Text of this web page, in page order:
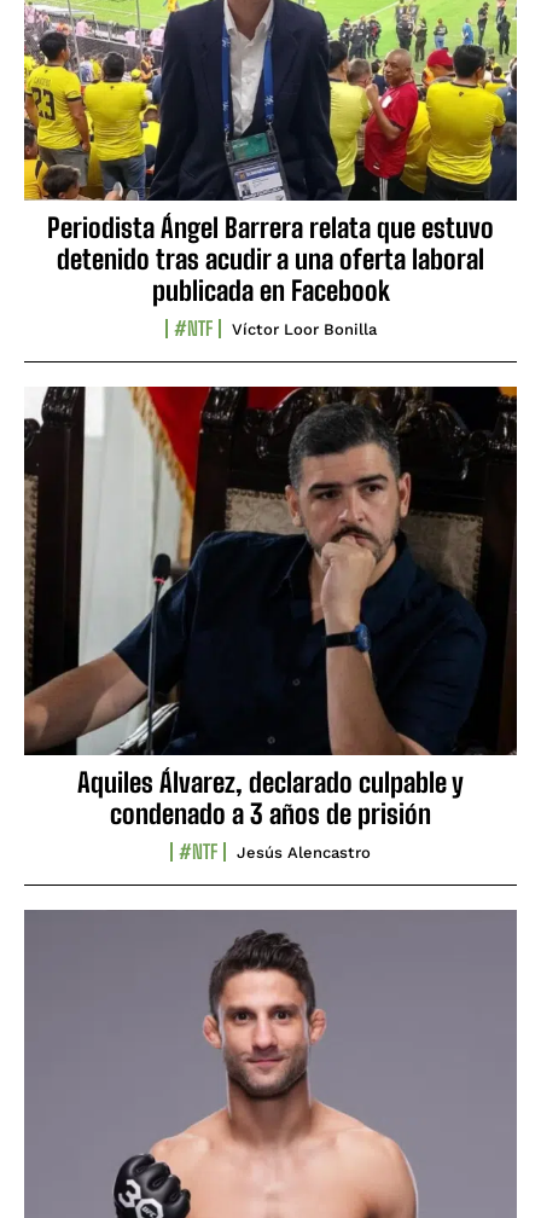
Periodista Ángel Barrera relata que estuvo
detenido tras acudir a una oferta laboral
publicada en Facebook
#NTF Víctor Loor Bonilla
Aquiles Álvarez, declarado culpable y
condenado a 3 años de prisión
#NTF Jesús Alencastro